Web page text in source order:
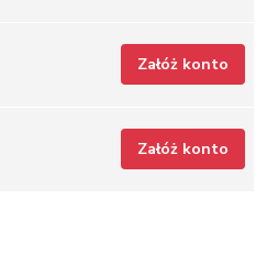
Załóż konto
Załóż konto